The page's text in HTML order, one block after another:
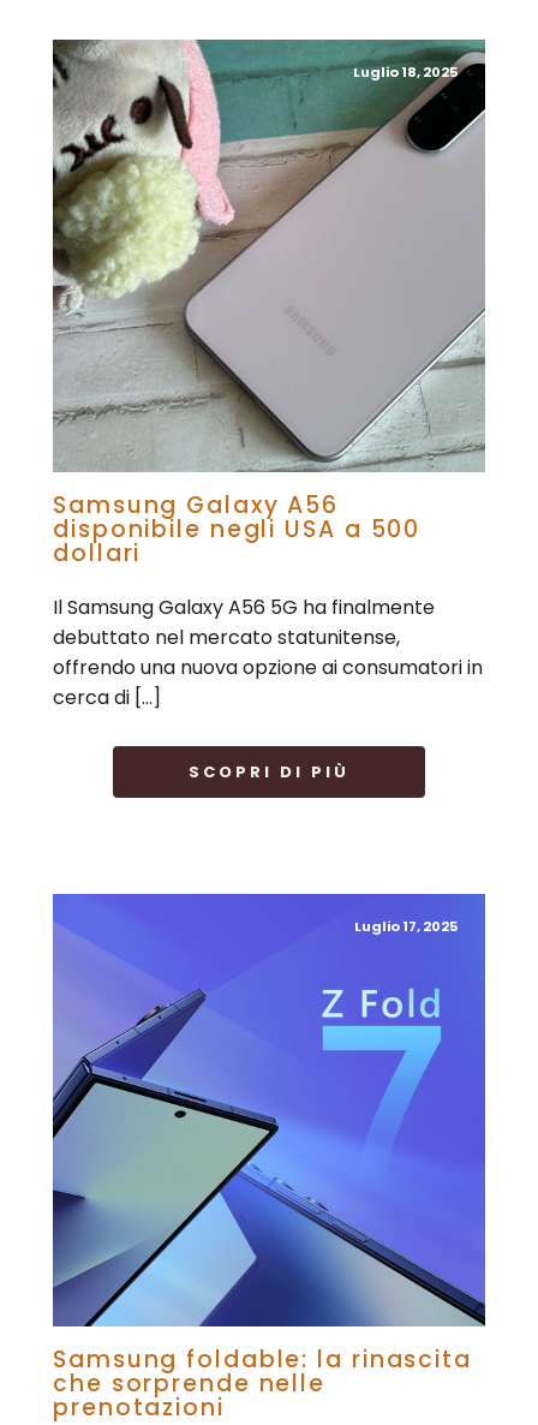
Luglio 18, 2025
Samsung Galaxy A56
disponibile negli USA a 500
dollari
Il Samsung Galaxy A56 5G ha finalmente
debuttato nel mercato statunitense,
offrendo una nuova opzione ai consumatori in
cerca di […]
SCOPRI DI PIÙ
Luglio 17, 2025
Samsung foldable: la rinascita
che sorprende nelle
prenotazioni